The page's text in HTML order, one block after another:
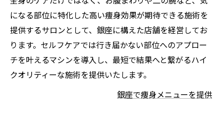
になる部位に特化した高い痩身効果が期待できる施術を
提供するサロンとして、銀座に構えた店舗を経営してお
ります。セルフケアでは行き届かない部位へのアプロー
チを叶えるマシンを導入し、最短で結果へと繋がるハイ
クオリティーな施術を提供いたします。
銀座で痩身メニューを提供